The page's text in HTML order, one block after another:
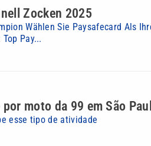
Zocken 2025
Wählen Sie Paysafecard Als
Pay...
moto da 99 em São
esse tipo de atividade